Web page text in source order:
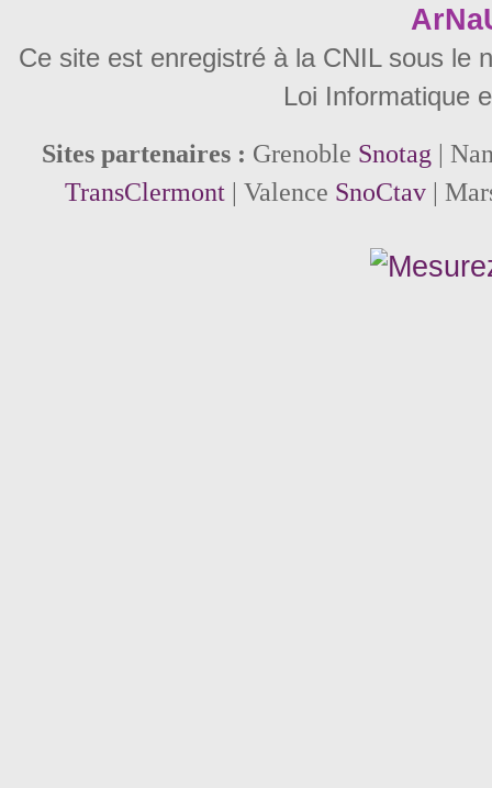
Ce site est enregistré à la CNIL sous le
Loi Informatique
Sites partenaires : Grenoble Snotag |
TransClermont| Valence SnoCtav|